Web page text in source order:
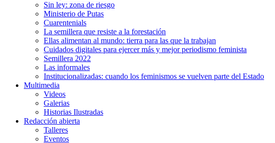
Sin ley: zona de riesgo
Ministerio de Putas
Cuarentenials
La semillera que resiste a la forestación
Ellas alimentan al mundo: tierra para las que la trabajan
Cuidados digitales para ejercer más y mejor periodismo feminista
Semillera 2022
Las informales
Institucionalizadas: cuando los feminismos se vuelven parte del Estado
Multimedia
Videos
Galerias
Historias Ilustradas
Redacción abierta
Talleres
Eventos